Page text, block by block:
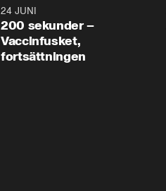
24 JUNI
200 sekunder –
Vaccinfusket,
fortsättningen